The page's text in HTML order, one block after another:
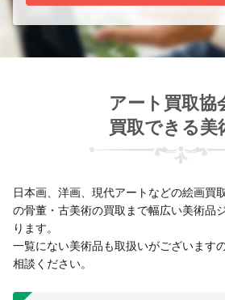
アート買取協
買取できる美
日本画、洋画、現代アートなどの絵画買
の骨董・古美術の買取まで幅広い美術品
ります。
一覧にない美術品も取扱いがございます
相談ください。